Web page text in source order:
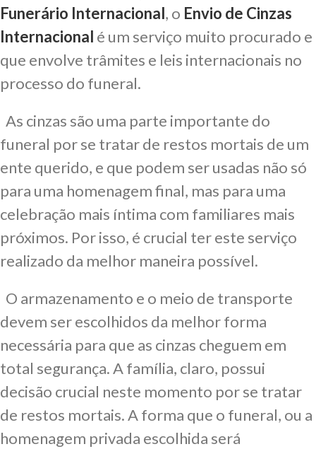
Funerário Internacional, o Envio de Cinzas
Internacional é um serviço muito procurado e
que envolve trâmites e leis internacionais no
processo do funeral.
As cinzas são uma parte importante do
funeral por se tratar de restos mortais de um
ente querido, e que podem ser usadas não só
para uma homenagem final, mas para uma
celebração mais íntima com familiares mais
próximos. Por isso, é crucial ter este serviço
realizado da melhor maneira possível.
O armazenamento e o meio de transporte
devem ser escolhidos da melhor forma
necessária para que as cinzas cheguem em
total segurança. A família, claro, possui
decisão crucial neste momento por se tratar
de restos mortais. A forma que o funeral, ou a
homenagem privada escolhida será